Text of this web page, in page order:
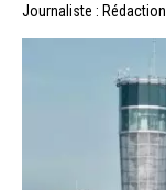
Journaliste : Rédaction